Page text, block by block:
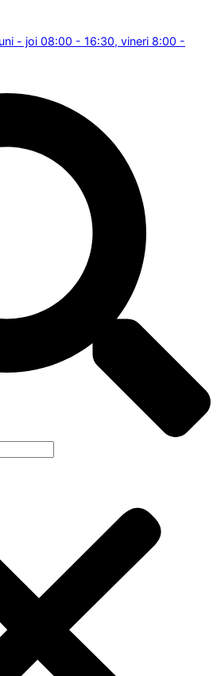
- joi 08:00 - 16:30, vineri 8:00 -